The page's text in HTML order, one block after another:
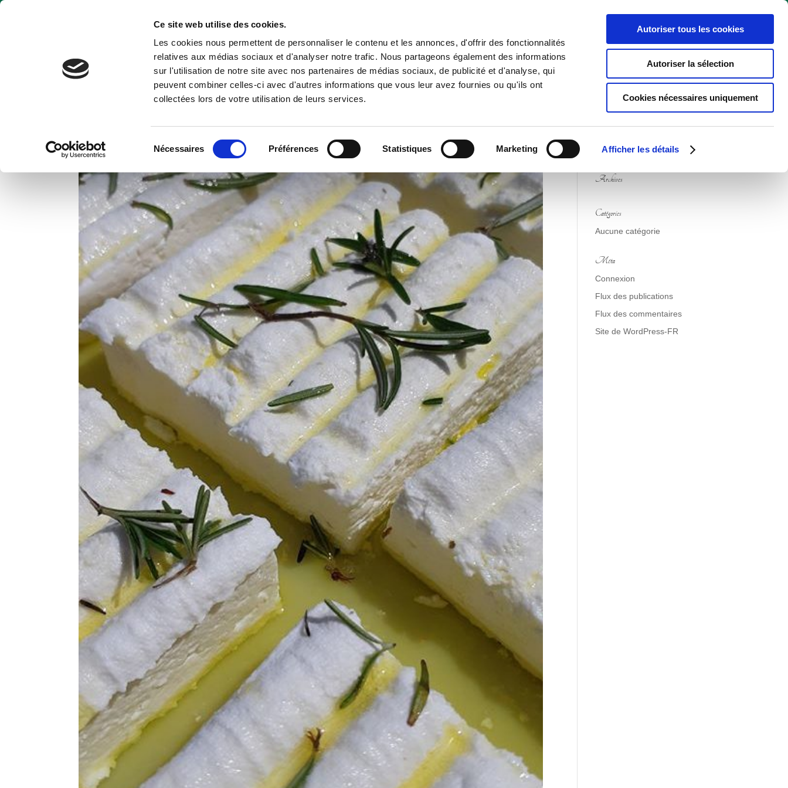
Ce site web utilise des cookies.
Les cookies nous permettent de personnaliser le contenu et les annonces, d'offrir des fonctionnalités
relatives aux médias sociaux et d'analyser notre trafic. Nous partageons également des informations
sur l'utilisation de notre site avec nos partenaires de médias sociaux, de publicité et d'analyse, qui
peuvent combiner celles-ci avec d'autres informations que vous leur avez fournies ou qu'ils ont
collectées lors de votre utilisation de leurs services.
Nécessaires Préférences Statistiques Marketing Afficher les détails
Autoriser tous les cookies
Autoriser la sélection
Cookies nécessaires uniquement
Fromagerie Bergerie Visites Où trouver nos fromages Prix public Revendeurs
Pavé de chèvre au romarin
Août 28, 2020
Commentaires récents
Archives
Catégories
Aucune catégorie
Méta
Connexion
Flux des publications
Flux des commentaires
Site de WordPress-FR